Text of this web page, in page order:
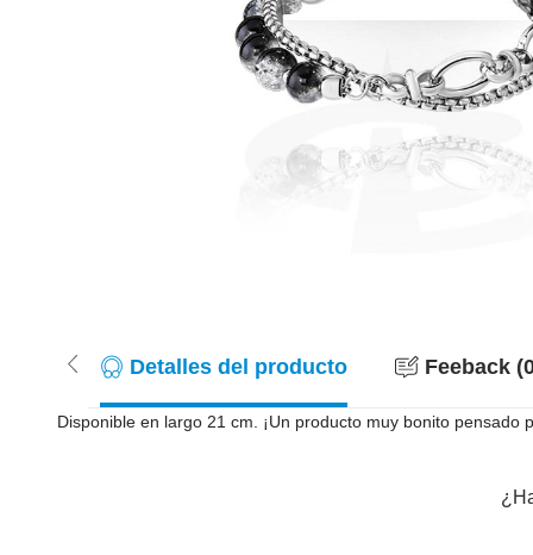
Detalles del producto Feeback
Disponible en largo 21 cm. ¡Un producto muy bonito pensado